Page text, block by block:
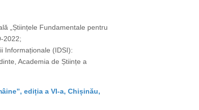
„Științele Fundamentale pentru
2022;
Informaționale (IDSI):
Academia de Științe a
ediția a VI-a, Chișinău,